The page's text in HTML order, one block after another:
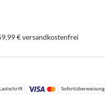
€ versandkostenfrei
Sofortüberweisung